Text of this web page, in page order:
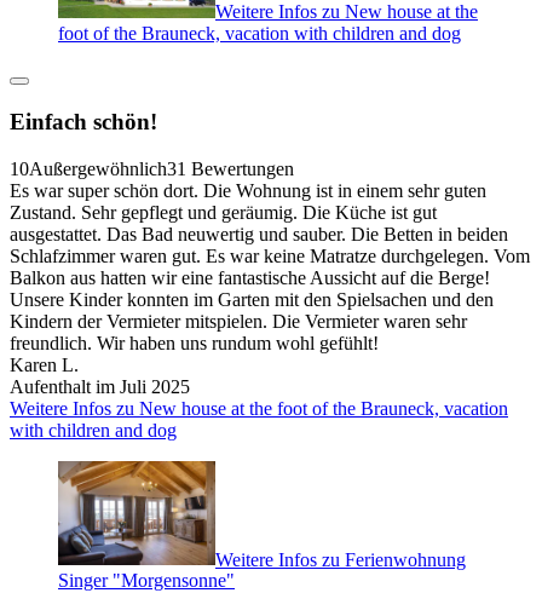
Weitere Infos zu New house at the
foot of the Brauneck, vacation with children and dog
Einfach schön!
10Außergewöhnlich31 Bewertungen
Es war super schön dort. Die Wohnung ist in einem sehr guten
Zustand. Sehr gepflegt und geräumig. Die Küche ist gut
ausgestattet. Das Bad neuwertig und sauber. Die Betten in beiden
Schlafzimmer waren gut. Es war keine Matratze durchgelegen. Vom
Balkon aus hatten wir eine fantastische Aussicht auf die Berge!
Unsere Kinder konnten im Garten mit den Spielsachen und den
Kindern der Vermieter mitspielen. Die Vermieter waren sehr
freundlich. Wir haben uns rundum wohl gefühlt!
Karen L.
Aufenthalt im Juli 2025
Weitere Infos zu New house at the foot of the Brauneck, vacation
with children and dog
Weitere Infos zu Ferienwohnung
Singer "Morgensonne"